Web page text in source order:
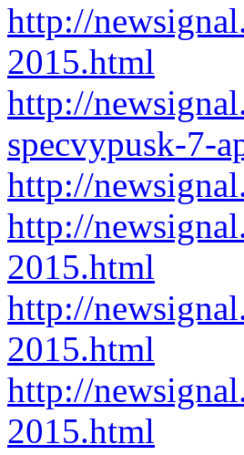
http://
2015.html
http://
specvypusk-7-
http://
http://
2015.html
http://
2015.html
http://
2015.html